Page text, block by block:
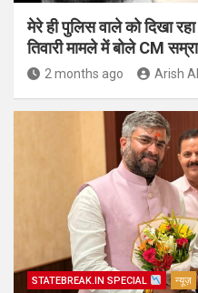
मेरे ही पुलिस वाले को दिखा
तिवारी मामले में बोले CM
2 months ago Arish
STATEBREAK.IN SPECIAL न्यूज़